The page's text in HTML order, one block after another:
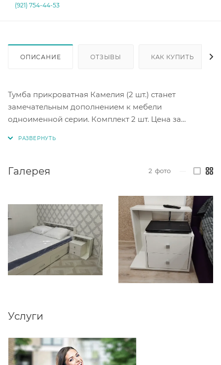
(921) 754-44-53
ОПИСАНИЕ ОТЗЫВЫ КАК КУПИТЬ
Тумба прикроватная Камелия (2 шт.) станет
замечательным дополнением к мебели
одноименной серии. Комплект 2 шт. Цена за
Галерея 2 фото
Услуги